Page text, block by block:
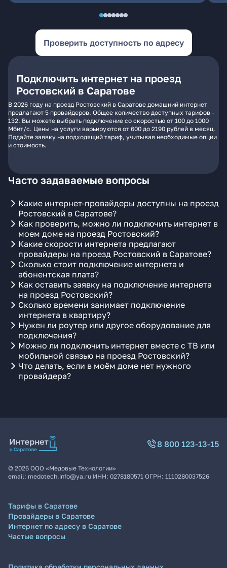
Проверить доступность по адресу
Подключить интернет на проезд
Ростовский в Саратове
В 2026 году на проезд Ростовский в Саратове домашний интернет
предлагают 5 провайдеров. Общее количество доступных тарифов -
132. Вы можете выбрать подключение со скоростью от 100 до 1000
Мбит/с. Цены на услуги варьируются от 600 до 2190 рублей в месяц.
Подайте заявку на подходящий тариф, учитывая необходимые опции
и стоимость.
Часто задаваемые вопросы
Какие интернет-провайдеры доступны на проезд
Ростовский в Саратове?
Как проверить, можно ли подключить интернет в
моем доме на проезд Ростовский?
Какие скорости интернета предлагают
провайдеры на проезд Ростовский в Саратове?
Сколько стоит подключение интернета и
абонентская плата?
Как оставить заявку на подключение интернета
на проезд Ростовский?
Сколько времени занимает подключение
интернета в квартиру?
Нужен ли роутер или другое оборудование для
подключения?
Можно ли подключить интернет вместе с ТВ или
мобильной связью на проезд Ростовский?
Что делать, если в моём доме нет нужного
провайдера?
8 800 123-13-15
© 2026 ООО «Медовые Технологии»
email: medotech.info@ya.ru ИНН: 0278180571 ОГРН: 1110280037526
Тарифы в Саратове
Провайдеры в Саратове
Интернет по адресу в Саратове
Частые вопросы